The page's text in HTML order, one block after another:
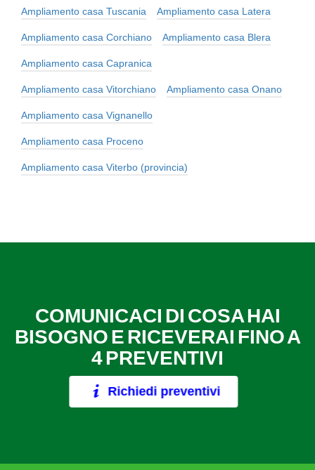
Ampliamento casa Tuscania Ampliamento casa Latera
Ampliamento casa Corchiano Ampliamento casa Blera
Ampliamento casa Capranica
Ampliamento casa Vitorchiano Ampliamento casa Onano
Ampliamento casa Vignanello
Ampliamento casa Proceno
Ampliamento casa Viterbo (provincia)
COMUNICACI DI COSA HAI
BISOGNO E RICEVERAI FINO A
4 PREVENTIVI
Richiedi preventivi